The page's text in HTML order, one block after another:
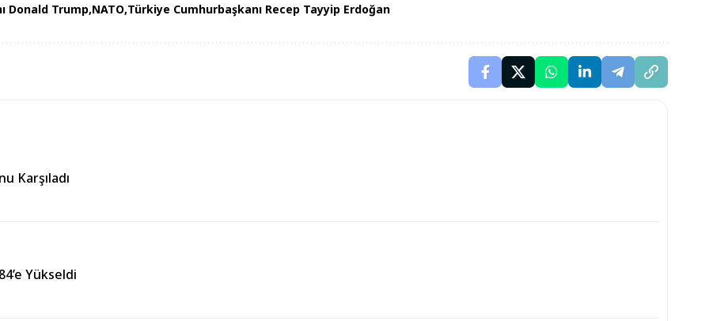
Donald Trump NATO Türkiye Cumhurbaşkanı Recep Tayyip Erdoğan
Karşıladı
Yükseldi